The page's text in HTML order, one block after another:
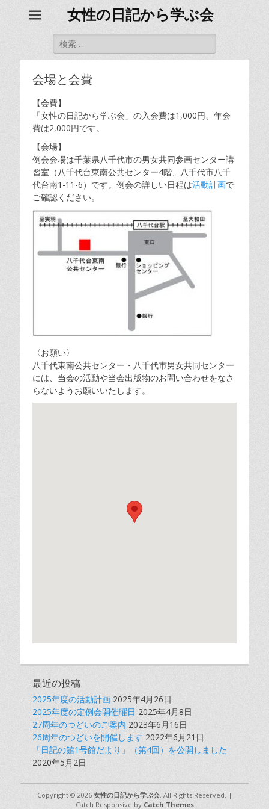
女性の日記から学ぶ会
検
索
象:
会場と会費
【会費】
「女性の日記から学ぶ会」の入会費は1,000円、年会
費は2,000円です。
【会場】
例会会場は千葉県八千代市の男女共同参画センター講
習室（八千代台東南公共センター4階、八千代市八千
代台南1-11-6）です。例会の詳しい日程は活動計画で
ご確認ください。
〈お願い〉
八千代東南公共センター・八千代市男女共同センター
には、当会の活動や当会出版物のお問い合わせをなさ
らないようお願いいたします。
最近の投稿
2025年度の活動計画 2025年4月26日
2025年度の定例会開催曜日 2025年4月8日
27周年のつどいのご案内 2023年6月16日
26周年のつどいを開催します 2022年6月21日
「日記の館1号館だより」（第4回）を公開しました
2020年5月2日
Copyright © 2026 女性の日記から学ぶ会. All Rights Reserved. |
Catch Responsive by Catch Themes